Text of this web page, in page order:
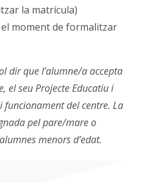
la matrícula)
moment de formalitzar
dir que l’alumne/a accepta
el seu Projecte Educatiu i
funcionament del centre. La
pel pare/mare o
menors d’edat.